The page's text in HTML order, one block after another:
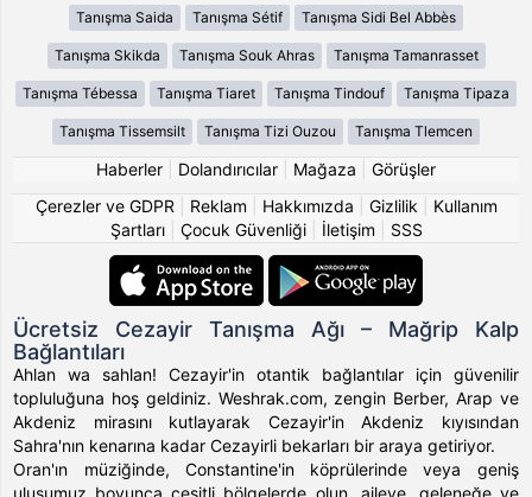
Tanışma Saida Tanışma Sétif Tanışma Sidi Bel Abbès
Tanışma Skikda Tanışma Souk Ahras Tanışma Tamanrasset
Tanışma Tébessa Tanışma Tiaret Tanışma Tindouf Tanışma Tipaza
Tanışma Tissemsilt Tanışma Tizi Ouzou Tanışma Tlemcen
Haberler Dolandırıcılar Mağaza
Görüşler
Çerezler ve GDPR
Reklam Hakkımızda Gizlilik
Kullanım
Şartları| Çocuk Güvenliği| İletişim SSS
Ücretsiz Cezayir Tanışma Ağı – Mağrip Kalp
Bağlantıları
Ahlan wa sahlan! Cezayir'in otantik bağlantılar için güvenilir
topluluğuna hoş geldiniz. Weshrak.com, zengin Berber, Arap ve
Akdeniz mirasını kutlayarak Cezayir'in Akdeniz kıyısından
Sahra'nın kenarına kadar Cezayirli bekarları bir araya getiriyor.
Oran'ın müziğinde, Constantine'in köprülerinde veya geniş
ulusumuz boyunca çeşitli bölgelerde olun, aileye, geleneğe ve